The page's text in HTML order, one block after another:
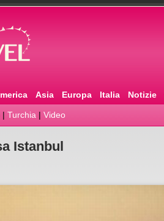
Asia Europa Italia Notizie
| Turchia | Video
Istanbul